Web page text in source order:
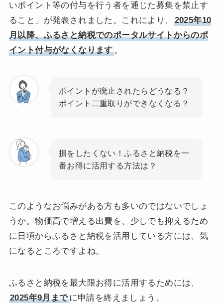
いポイント等の付与を行う者を通じた募集を禁止す
ること」が発表されました。これにより、
2025年10
月以降、ふるさと納税でのポータルサイトからのポ
イント付与がなくなります。
ポイントが廃止されたらどうなる？
ポイント二重取りができなくなる？
損をしたくない！ふるさと納税を一
番お得に活用する方法は？
このようなお悩みがある方も多いのではないでしょ
うか。物価高で増える出費を、少しでも抑えるため
に日頃からふるさと納税を活用している方には、気
になるところですよね。
ふるさと納税を最大限お得に活用するためには、
2025年9月までに申請を終えましょう。